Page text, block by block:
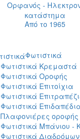
Από το 1965
Φωτιστικά
Φωτιστικά Κρεμαστά
Φωτιστικά Οροφής
Φωτιστικά Επιτοίχια
Φωτιστικά
Φωτιστικά
Πλαφονιέρες οροφής
Φωτιστικά Μπάνιου -
Φωτιστικά